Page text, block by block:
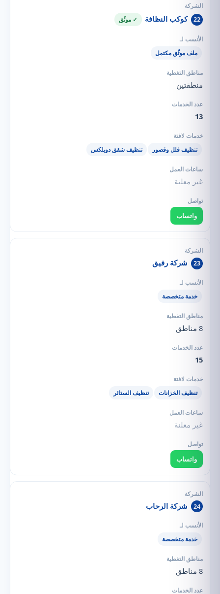
22 كوكب النظافة ✓ موثّق
ملف موثّق مكتمل
منطقتين
13
تنظيف فلل وقصور تنظيف شقق دوبلكس
غير معلنة
واتساب
23 شركة رفيق
خدمة متخصصة
8 مناطق
15
تنظيف الخزانات تنظيف الستائر
غير معلنة
واتساب
24 شركة الرحاب
خدمة متخصصة
8 مناطق